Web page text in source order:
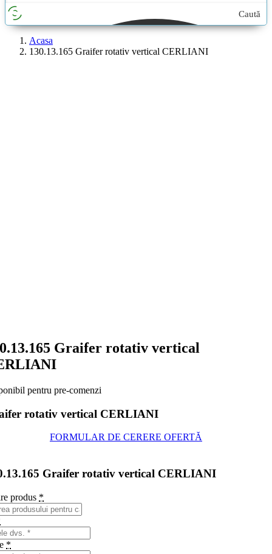
Caută
Acasa
130.13.165 Graifer rotativ vertical CERLIANI
Graifer rotativ vertical
pentru pre-comenzi
rotativ vertical CERLIANI
FORMULAR DE CERERE OFERTĂ
Graifer rotativ vertical CERLIANI
produs *
*